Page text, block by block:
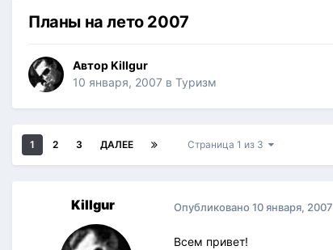
Планы на лето 2007
АвторKillgur
10 января, 2007 в Туризм
1 2 3 ДАЛЕЕ Страница 1 из 3
Killgur Опубликовано10 января, 2007
Всем привет!